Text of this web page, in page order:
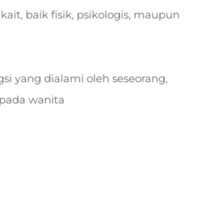
baik fisik, psikologis, maupun
yang dialami oleh seseorang,
wanita